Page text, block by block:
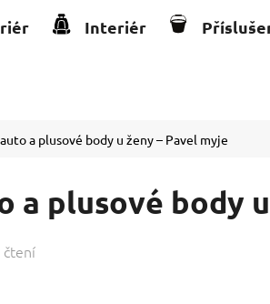
Interiér
a plusové body u ženy – Pavel myje
a plusové body
čtení